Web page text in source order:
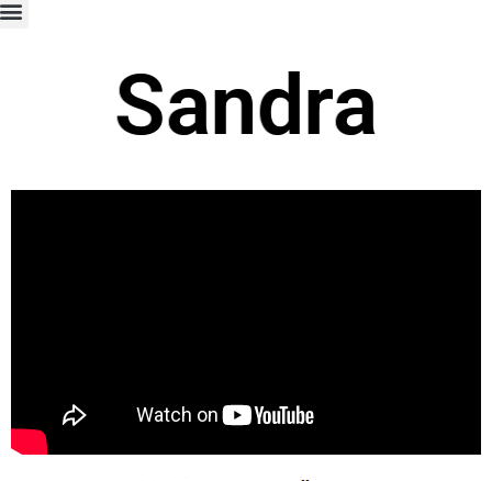
Sandra